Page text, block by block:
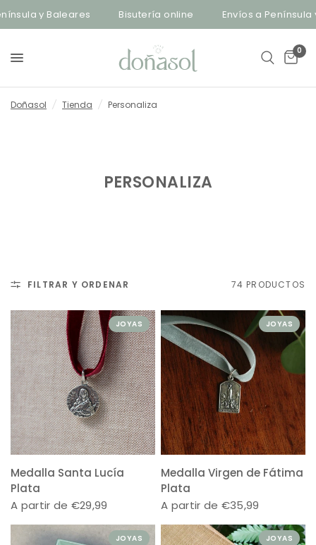
Bisutería online Envíos a Península y Baleares
0
Doñasol / Tienda / Personaliza
PERSONALIZA
FILTRAR Y ORDENAR 74 PRODUCTOS
JOYAS
Medalla Santa Lucía
Plata
A partir de €29,99
JOYAS
Medalla Virgen de Fátima
Plata
A partir de €35,99
JOYAS JOYAS